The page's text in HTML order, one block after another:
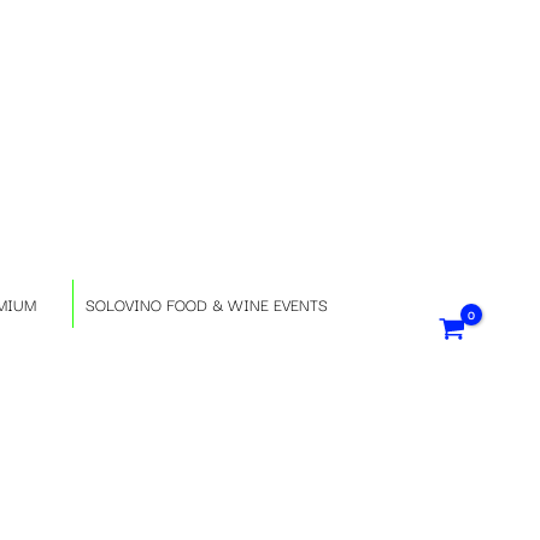
SOLOVINO FOOD & WINE EVENTS
i